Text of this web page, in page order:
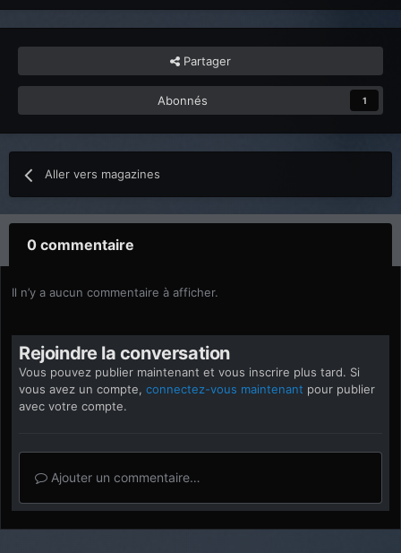
Partager
Abonnés 1
Aller vers magazines
0 commentaire
Il n’y a aucun commentaire à afficher.
Rejoindre la conversation
Vous pouvez publier maintenant et vous inscrire plus tard. Si
vous avez un compte, connectez-vous maintenant pour publier
avec votre compte.
Ajouter un commentaire…